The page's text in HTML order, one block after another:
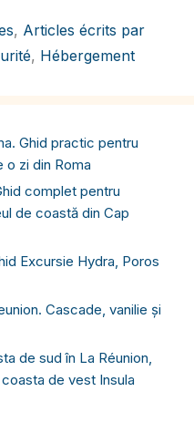
, Articles écrits par
, Hébergement
Ghid practic pentru
o zi din Roma
complet pentru
de coastă din Cap
Excursie Hydra, Poros
Cascade, vanilie și
de sud în La Réunion,
de vest Insula